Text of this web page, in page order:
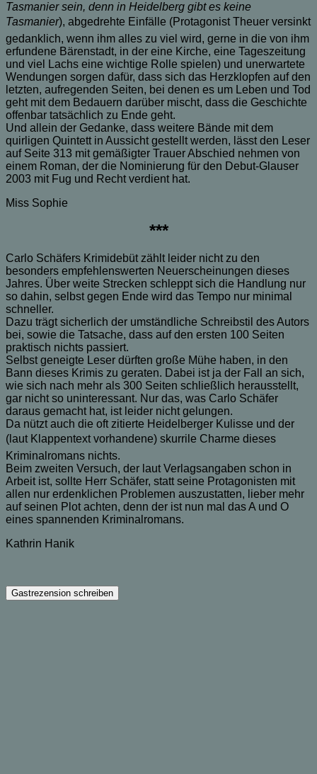
Tasmanier sein, denn in Heidelberg gibt es keine
Tasmanier), abgedrehte Einfälle (Protagonist Theuer versinkt
gedanklich, wenn ihm alles zu viel wird, gerne in die von ihm
erfundene Bärenstadt, in der eine Kirche, eine Tageszeitung
und viel Lachs eine wichtige Rolle spielen) und unerwartete
Wendungen sorgen dafür, dass sich das Herzklopfen auf den
letzten, aufregenden Seiten, bei denen es um Leben und Tod
geht mit dem Bedauern darüber mischt, dass die Geschichte
offenbar tatsächlich zu Ende geht.
Und allein der Gedanke, dass weitere Bände mit dem
quirligen Quintett in Aussicht gestellt werden, lässt den Leser
auf Seite 313 mit gemäßigter Trauer Abschied nehmen von
einem Roman, der die Nominierung für den Debut-Glauser
2003 mit Fug und Recht verdient hat.
Miss Sophie
***
Carlo Schäfers Krimidebüt zählt leider nicht zu den
besonders empfehlenswerten Neuerscheinungen dieses
Jahres. Über weite Strecken schleppt sich die Handlung nur
so dahin, selbst gegen Ende wird das Tempo nur minimal
schneller.
Dazu trägt sicherlich der umständliche Schreibstil des Autors
bei, sowie die Tatsache, dass auf den ersten 100 Seiten
praktisch nichts passiert.
Selbst geneigte Leser dürften große Mühe haben, in den
Bann dieses Krimis zu geraten. Dabei ist ja der Fall an sich,
wie sich nach mehr als 300 Seiten schließlich herausstellt,
gar nicht so uninteressant. Nur das, was Carlo Schäfer
daraus gemacht hat, ist leider nicht gelungen.
Da nützt auch die oft zitierte Heidelberger Kulisse und der
(laut Klappentext vorhandene) skurrile Charme dieses
Kriminalromans nichts.
Beim zweiten Versuch, der laut Verlagsangaben schon in
Arbeit ist, sollte Herr Schäfer, statt seine Protagonisten mit
allen nur erdenklichen Problemen auszustatten, lieber mehr
auf seinen Plot achten, denn der ist nun mal das A und O
eines spannenden Kriminalromans.
Kathrin Hanik